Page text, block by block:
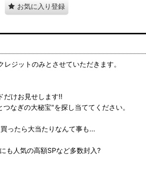
お気に入り登録
レジットのみとさせていただきます。
だけお見せします!!
なぎの大秘宝"を探し当ててください。
ったら大当たりなんて事も...
も人気の高額SPなど多数封入?